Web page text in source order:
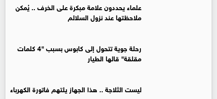
علماء يحددون علامة مبكرة على الخرف .. يُمكن
ملاحظتها عند نزول السلالم
رحلة جوية تتحول إلى كابوس بسبب "4 كلمات
مقلقة" قالها الطيار
ليست الثلاجة .. هذا الجهاز يلتهم فاتورة الكهرباء